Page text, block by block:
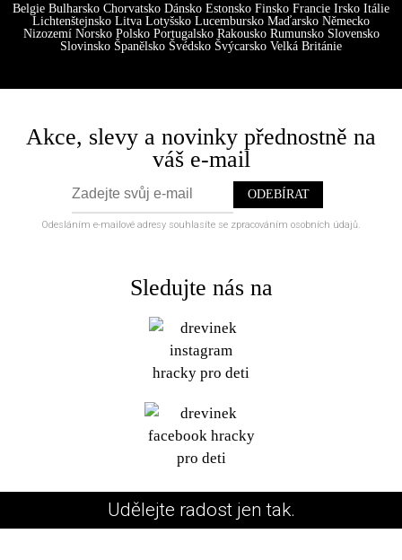
Belgie Bulharsko Chorvatsko Dánsko Estonsko Finsko Francie Irsko Itálie
Lichtenštejnsko Litva Lotyšsko Lucembursko Maďarsko Německo
Nizozemí Norsko Polsko Portugalsko Rakousko Rumunsko Slovensko
Slovinsko Španělsko Švédsko Švýcarsko Velká Británie
Akce, slevy a novinky přednostně na
váš e-mail
Odesláním e-mailové adresy souhlasíte se zpracováním osobních údajů.
Sledujte nás na
Udělejte radost jen tak.